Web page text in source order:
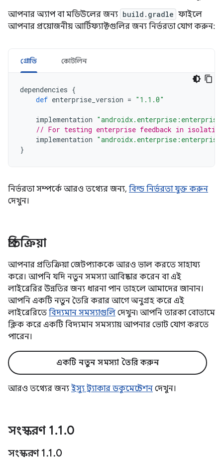
আপনার অ্যাপ বা মডিউলের জন্য build.gradle ফাইলে
আপনার প্রয়োজনীয় আর্টিফ্যাক্টগুলির জন্য নির্ভরতা যোগ করুন:
গ্রোভি কোটলিন
dependencies {
def enterprise_version = "1.1.0"
implementation
// For testing enterprise feedback in isolation
implementation
}
নির্ভরতা সম্পর্কে আরও তথ্যের জন্য, বিল্ড নির্ভরতা যুক্ত করুন
দেখুন।
প্রতিক্রিয়া
আপনার প্রতিক্রিয়া জেটপ্যাককে আরও ভাল করতে সাহায্য
করে। আপনি যদি নতুন সমস্যা আবিষ্কার করেন বা এই
লাইব্রেরির উন্নতির জন্য ধারনা পান তাহলে আমাদের জানান।
আপনি একটি নতুন তৈরি করার আগে অনুগ্রহ করে এই
লাইব্রেরিতে বিদ্যমান সমস্যাগুলি দেখুন৷ আপনি তারকা বোতামে
ক্লিক করে একটি বিদ্যমান সমস্যায় আপনার ভোট যোগ করতে
পারেন।
একটি নতুন সমস্যা তৈরি করুন
আরও তথ্যের জন্য ইস্যু ট্র্যাকার ডকুমেন্টেশন দেখুন।
সংস্করণ 1.1.0
সংস্করণ 1.1.0